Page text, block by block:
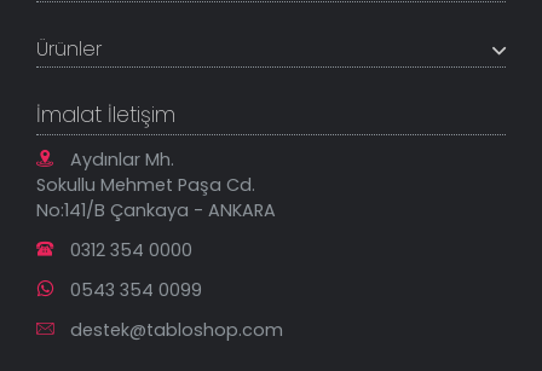
Banka Hesapları
Sık Sorulan Sorular
Tüm Siparişlerim
Geçerli İade Koşulları
Mesafeli Satış Sözleşmesi
Gizlilik Güvenlik Politikası
Ürünler
Tablonu Sen Tasarla
Tablo Saatler
Yeni Eklenenler
En Çok Satılanlar
İndirimli Tablolar
İmalat İletişim
Aydınlar Mh.
Sokullu Mehmet Paşa Cd.
No:141/B Çankaya - ANKARA
0312 354 0000
0543 354 0099
destek@tabloshop.com